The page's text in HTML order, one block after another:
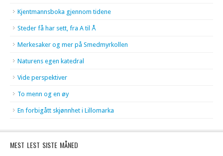
Kjentmannsboka gjennom tidene
Steder få har sett, fra A til Å
Merkesaker og mer på Smedmyrkollen
Naturens egen katedral
Vide perspektiver
To menn og en øy
En forbigått skjønnhet i Lillomarka
MEST LEST SISTE MÅNED